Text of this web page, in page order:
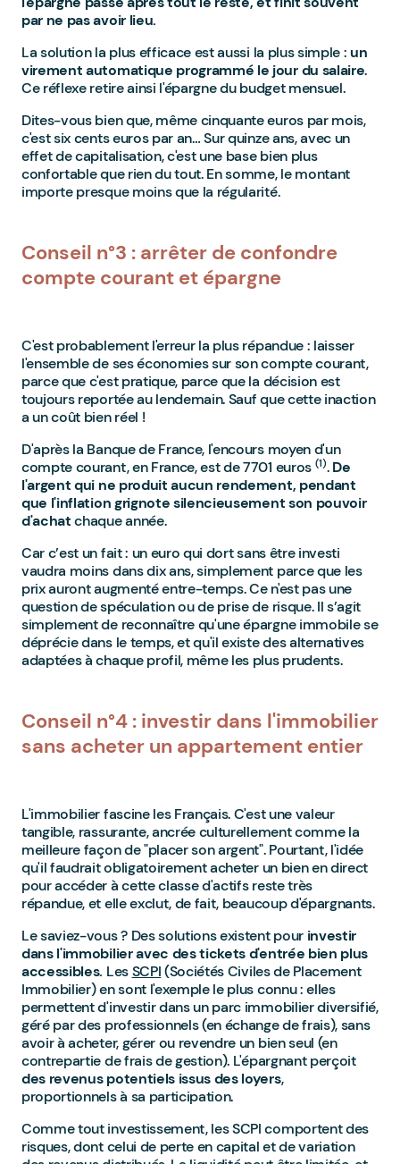
par ne pas avoir lieu.
La solution la plus efficace est aussi la plus simple :un
virement automatique programmé le jour du salaire.
Ce réflexe retire ainsi l'épargne du budget mensuel.
Dites-vous bien que, même cinquante euros par mois,
c'est six cents euros par an… Sur quinze ans, avec un
effet de capitalisation, c'est une base bien plus
confortable que rien du tout. En somme, le montant
importe presque moins que la régularité.
Conseil n°3 : arrêter de confondre
compte courant et épargne
C'est probablement l'erreur la plus répandue : laisser
l'ensemble de ses économies sur son compte courant,
parce que c'est pratique, parce que la décision est
toujours reportée au lendemain. Sauf que cette inaction
a un coût bien réel !
D'après la Banque de France, l'encours moyen d'un
compte courant, en France, est de 7701 euros (1).De
l'argent qui ne produit aucun rendement, pendant
que l'inflation grignote silencieusement son pouvoir
d'achatchaque année.
Car c’est un fait : un euro qui dort sans être investi
vaudra moins dans dix ans, simplement parce que les
prix auront augmenté entre-temps. Ce n'est pas une
question de spéculation ou de prise de risque. Il s’agit
simplement de reconnaître qu'une épargne immobile se
déprécie dans le temps, et qu'il existe des alternatives
adaptées à chaque profil, même les plus prudents.
Conseil n°4 : investir dans l'immobilier
sans acheter un appartement entier
L'immobilier fascine les Français. C'est une valeur
tangible, rassurante, ancrée culturellement comme la
meilleure façon de "placer son argent". Pourtant, l'idée
qu'il faudrait obligatoirement acheter un bien en direct
pour accéder à cette classe d'actifs reste très
répandue, et elle exclut, de fait, beaucoup d'épargnants.
Le saviez-vous ? Des solutions existent pour investir
dans l'immobilier avec des tickets d'entrée bien plus
accessibles. LesSCPI(Sociétés Civiles de Placement
Immobilier) en sont l'exemple le plus connu : elles
permettent d'investir dans un parc immobilier diversifié,
géré par des professionnels (en échange de frais), sans
avoir à acheter, gérer ou revendre un bien seul (en
contrepartie de frais de gestion). L'épargnant perçoit
des revenus potentiels issus des loyers,
proportionnels à sa participation.
Comme tout investissement, les SCPI comportent des
risques, dont celui de perte en capital et de variation